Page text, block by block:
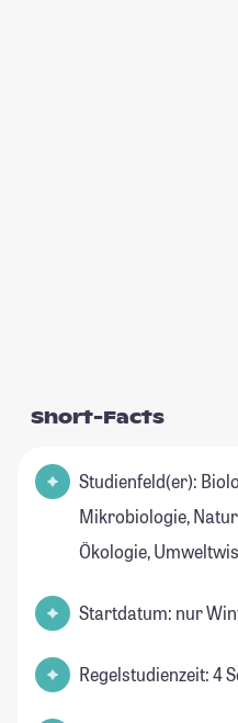
Short-Facts
Studienfeld(er):
Mikrobiologie,
Ökologie,
Startdatum: nur
Regelstudienzeit: 4